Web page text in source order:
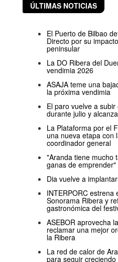
ÚLTIMAS NOTICIAS
El Puerto de Bilbao
Directo por su
peninsular
La DO Ribera del
vendimia 2026
ASAJA teme una
la próxima vendimia
El paro vuelve a
durante julio y
La Plataforma por el
una nueva etapa con
coordinador general
"Aranda tiene mucho
ganas de emprender"
Dia vuelve a
INTERPORC estrena
Sonorama Ribera y
gastronómica del
ASEBOR aprovecha
reclamar una mejor
la Ribera
La red de calor de
para seguir creciendo